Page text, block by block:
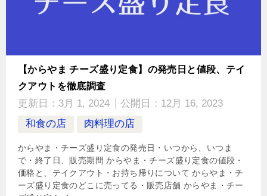
【からやま チーズ盛り定食】の発売日と値段、テイ
クアウトを徹底調査
更新日： 3月 1, 2024 公開日： 12月 16, 2023
和食の店
肉料理の店
からやま・チーズ盛り定食の発売日・いつから、いつま
で・終了日、販売期間 からやま・チーズ盛り定食の値段・
価格と、テイクアウト・お持ち帰りについて からやま・チ
ーズ盛り定食のどこに売ってる・販売店舗 からやま・チー